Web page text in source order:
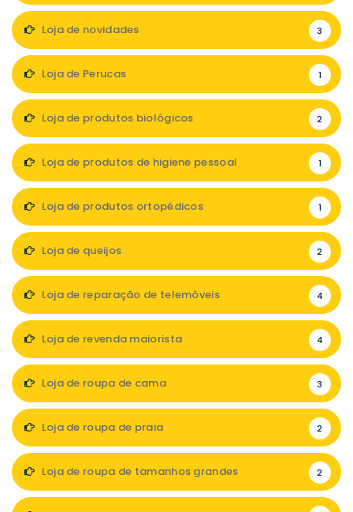
Loja de novidades 3
Loja de Perucas 1
Loja de produtos biológicos 2
Loja de produtos de higiene pessoal 1
Loja de produtos ortopédicos 1
Loja de queijos 2
Loja de reparação de telemóveis 4
Loja de revenda maiorista 4
Loja de roupa de cama 3
Loja de roupa de praia 2
Loja de roupa de tamanhos grandes 2